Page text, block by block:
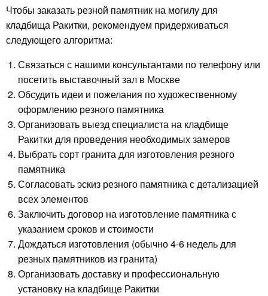
Чтобы заказать резной памятник на могилу для
кладбища Ракитки, рекомендуем придерживаться
следующего алгоритма:
Связаться с нашими консультантами по телефону или
посетить выставочный зал в Москве
Обсудить идеи и пожелания по художественному
оформлению резного памятника
Организовать выезд специалиста на кладбище
Ракитки для проведения необходимых замеров
Выбрать сорт гранита для изготовления резного
памятника
Согласовать эскиз резного памятника с детализацией
всех элементов
Заключить договор на изготовление памятника с
указанием сроков и стоимости
Дождаться изготовления (обычно 4-6 недель для
резных памятников из гранита)
Организовать доставку и профессиональную
установку на кладбище Ракитки